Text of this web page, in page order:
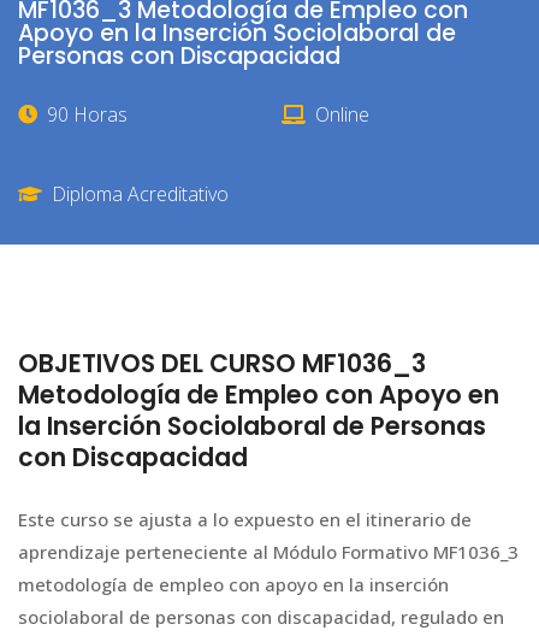
MF1036_3 Metodología de Empleo con
Apoyo en la Inserción Sociolaboral de
Personas con Discapacidad
90 Horas Online
Diploma Acreditativo
OBJETIVOS DEL CURSO MF1036_3
Metodología de Empleo con Apoyo en
la Inserción Sociolaboral de Personas
con Discapacidad
Este curso se ajusta a lo expuesto en el itinerario de
aprendizaje perteneciente al Módulo Formativo MF1036_3
metodología de empleo con apoyo en la inserción
sociolaboral de personas con discapacidad, regulado en